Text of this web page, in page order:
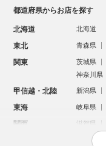
都道府県からお店を探す
北海道 北海道
東北 青森県
関東 茨城県
神奈川県
甲信越・北陸 新潟県
東海 岐阜県
関西 滋賀県
鳥取県